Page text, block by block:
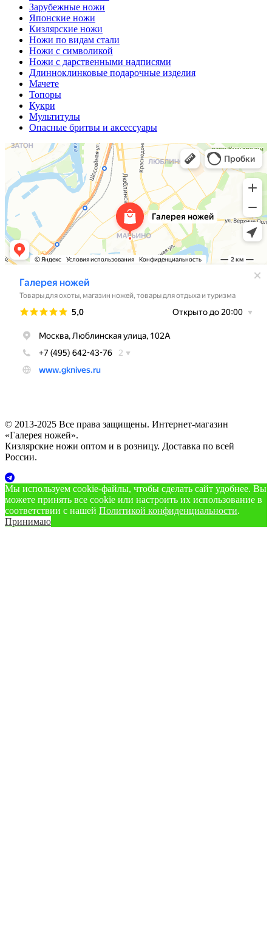
Зарубежные ножи
Японские ножи
Кизлярские ножи
Ножи по видам стали
Ножи с символикой
Ножи с дарственными надписями
Длинноклинковые подарочные изделия
Мачете
Топоры
Кукри
Мультитулы
Опасные бритвы и аксессуары
© 2013-2025 Все права защищены. Интернет-магазин
«Галерея ножей».
Кизлярские ножи оптом и в розницу. Доставка по всей
России.
Мы используем cookie‑файлы, чтобы сделать сайт удобнее. Вы
можете принять все cookie или настроить их использование в
соответствии с нашей Политикой конфиденциальности.
Принимаю